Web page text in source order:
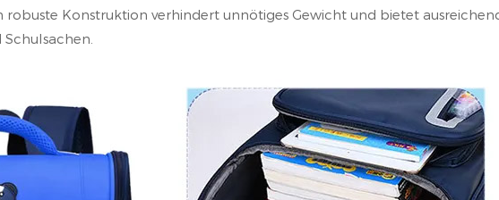
robuste Konstruktion verhindert unnötiges Gewicht und bietet